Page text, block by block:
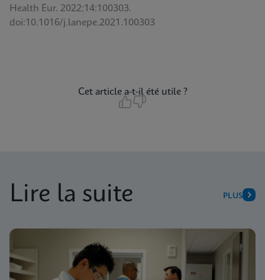
Health Eur. 2022;14:100303.
doi:10.1016/j.lanepe.2021.100303
Cet article a-t-il été utile ?
Lire la suite PLUS